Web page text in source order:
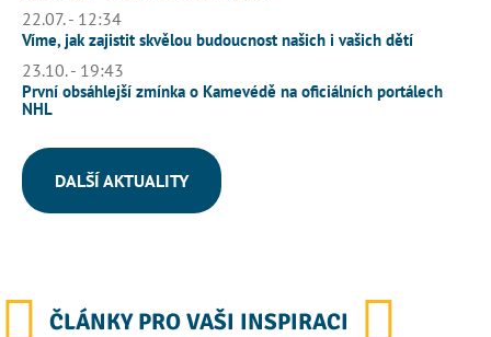
22.07. - 12:34
Víme, jak zajistit skvělou budoucnost našich i vašich dětí
23.10. - 19:43
První obsáhlejší zmínka o Kamevédě na oficiálních portálech
NHL
DALŠÍ AKTUALITY
ČLÁNKY PRO VAŠI INSPIRACI